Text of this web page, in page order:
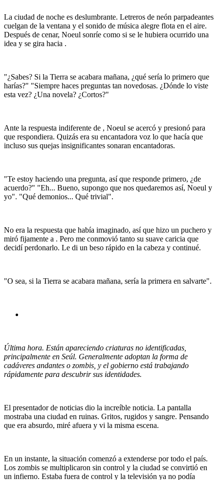
La ciudad de noche es deslumbrante. Letreros de neón parpadeantes
cuelgan de la ventana y el sonido de música alegre flota en el aire.
Después de cenar, Noeul sonríe como si se le hubiera ocurrido una
idea y se gira hacia .
"¿Sabes? Si la Tierra se acabara mañana, ¿qué sería lo primero que
harías?" "Siempre haces preguntas tan novedosas. ¿Dónde lo viste
esta vez? ¿Una novela? ¿Cortos?"
Ante la respuesta indiferente de , Noeul se acercó y presionó para
que respondiera. Quizás era su encantadora voz lo que hacía que
incluso sus quejas insignificantes sonaran encantadoras.
"Te estoy haciendo una pregunta, así que responde primero, ¿de
acuerdo?" "Eh... Bueno, supongo que nos quedaremos así, Noeul y
yo". "Qué demonios... Qué trivial".
No era la respuesta que había imaginado, así que hizo un puchero y
miró fijamente a . Pero me conmovió tanto su suave caricia que
decidí perdonarlo. Le di un beso rápido en la cabeza y continué.
"O sea, si la Tierra se acabara mañana, sería la primera en salvarte".
Última hora. Están apareciendo criaturas no identificadas,
principalmente en Seúl. Generalmente adoptan la forma de
cadáveres andantes o zombis, y el gobierno está trabajando
rápidamente para descubrir sus identidades.
El presentador de noticias dio la increíble noticia. La pantalla
mostraba una ciudad en ruinas. Gritos, rugidos y sangre. Pensando
que era absurdo, miré afuera y vi la misma escena.
En un instante, la situación comenzó a extenderse por todo el país.
Los zombis se multiplicaron sin control y la ciudad se convirtió en
un infierno. Estaba fuera de control y la televisión ya no podía